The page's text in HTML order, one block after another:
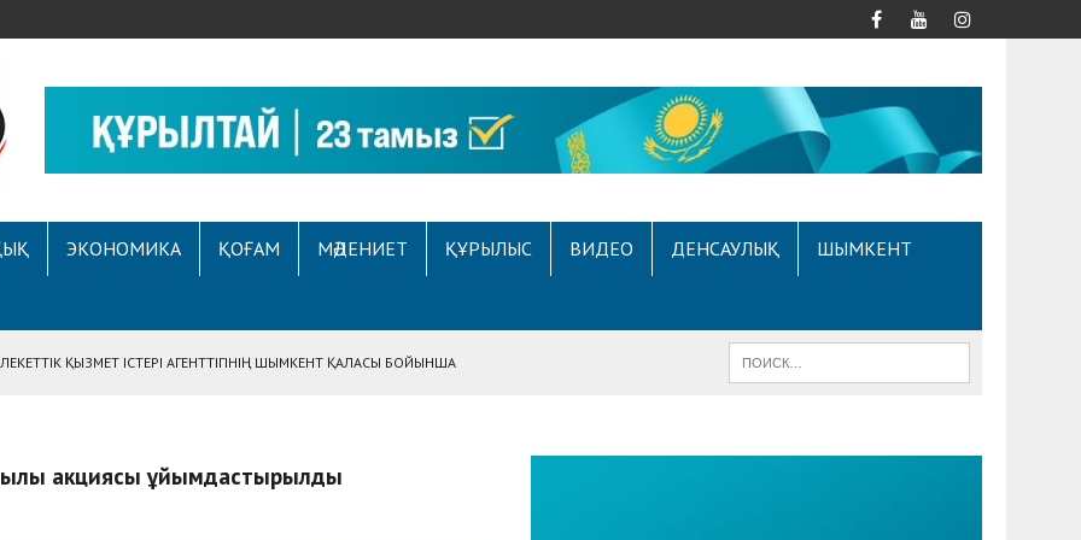
ЭКОНОМИКА ҚОҒАМ МӘДЕНИЕТ ҚҰРЫЛЫС ВИДЕО ДЕНСАУЛЫҚ ШЫМКЕНТ
ҚЫЗМЕТ ІСТЕРІ АГЕНТТІГІНІҢ ШЫМКЕНТ ҚАЛАСЫ БОЙЫНША
САУАТТЫЛЫҚ МӘСЕЛЕЛЕРІ ТАЛҚЫЛАНДЫ
СҰХБАТ БЕРІЛДІ
акциясы ұйымдастырылды